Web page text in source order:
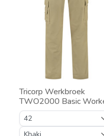
Tricorp Werkbroek
TWO2000 Basic